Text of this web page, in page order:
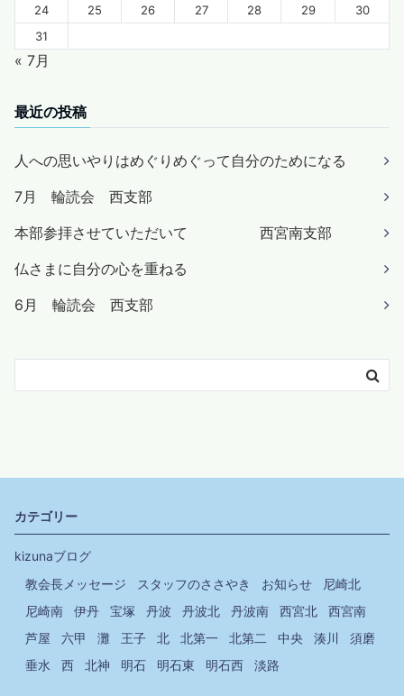
24
25 26 27 28 29
30
31
« 7月
最近の投稿
人への思いやりはめぐりめぐって自分のためになる
7月 輪読会 西支部
本部参拝させていただいて 西宮南支部
仏さまに自分の心を重ねる
6月 輪読会 西支部
カテゴリー
kizunaブログ
教会長メッセージ
スタッフのささやき お知らせ
尼崎北
尼崎南
伊丹 宝塚 丹波 丹波北 丹波南 西宮北
西宮南
芦屋
六甲 灘 王子 北 北第一 北第二 中央 湊川
須磨
垂水
西 北神 明石 明石東 明石西 淡路